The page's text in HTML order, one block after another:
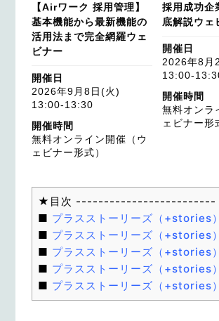
【Airワーク 採用管理】
基本機能から最新機能の
活用法まで完全網羅ウェ
ビナー
開催日
2026年9月8日(火)
13:00-13:30
開催時間
無料オンライン開催（ウ
ェビナー形式）
採用成功企
底解説ウェ
開催日
2026年8
13:00-
開催時間
無料オンラ
ェビナー形
プラスストーリーズ（+stories
プラスストーリーズ（+stories
プラスストーリーズ（+stories
プラスストーリーズ（+stories
プラスストーリーズ（+stories